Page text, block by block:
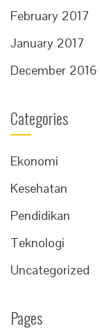
February 2017
January 2017
December 2016
Categories
Ekonomi
Kesehatan
Pendidikan
Teknologi
Uncategorized
Pages